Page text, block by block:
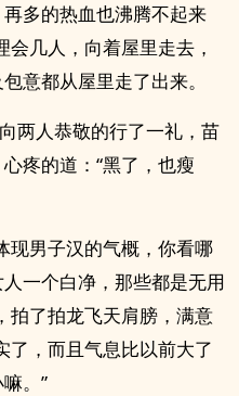
多的热血也沸腾不起来
几人，向着屋里走去，
意都从屋里走了出来。
两人恭敬的行了一礼，苗
疼的道：“黑了，也瘦
现男子汉的气概，你看哪
一个白净，那些都是无用
拍了拍龙飞天肩膀，满意
了，而且气息比以前大了
。”